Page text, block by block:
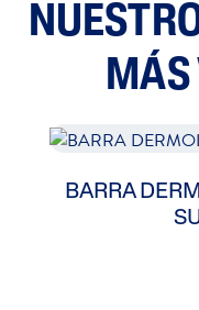
MÁS
BARRA